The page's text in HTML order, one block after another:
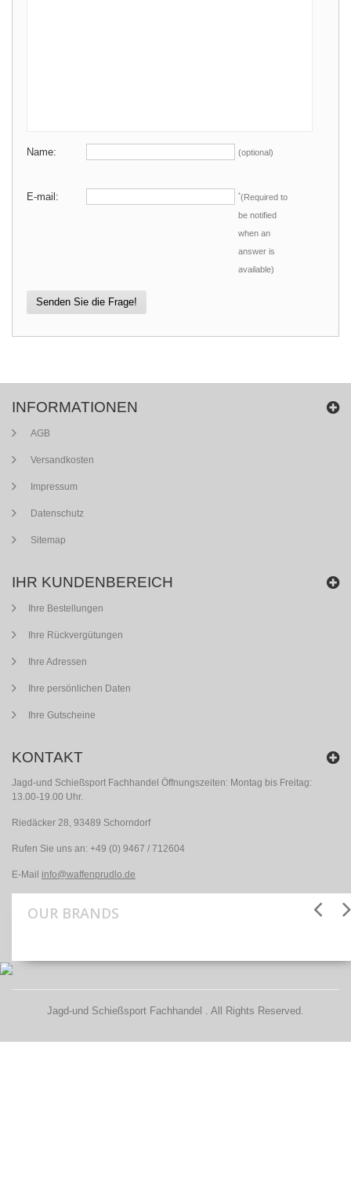
Name: (optional)
E-mail: *(Required to
be notified
when an
answer is
available)
Senden Sie die Frage!
INFORMATIONEN
AGB
Versandkosten
Impressum
Datenschutz
Sitemap
IHR KUNDENBEREICH
Ihre Bestellungen
Ihre Rückvergütungen
Ihre Adressen
Ihre persönlichen Daten
Ihre Gutscheine
KONTAKT
Jagd-und Schießsport Fachhandel Öffnungszeiten: Montag bis Freitag:
13.00-19.00 Uhr.
Riedäcker 28, 93489 Schorndorf
Rufen Sie uns an: +49 (0) 9467 / 712604
E-Mail info@waffenprudlo.de
OUR BRANDS
Jagd-und Schießsport Fachhandel . All Rights Reserved.